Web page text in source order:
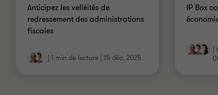
Anticipez les velléités de
redressement des administrations
fiscales
| 1 min de lecture | 15 déc. 2025
IP Box
|